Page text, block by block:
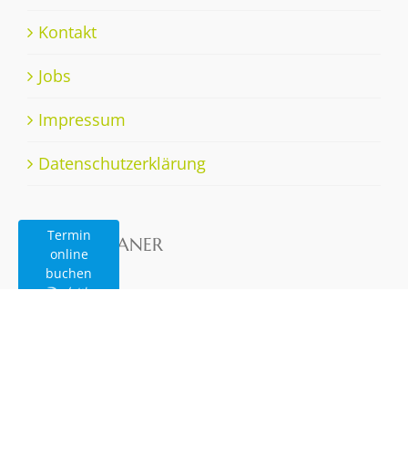
Termin
online
buchen
Kontakt
Jobs
Impressum
Datenschutzerklärung
ROUTENPLANER